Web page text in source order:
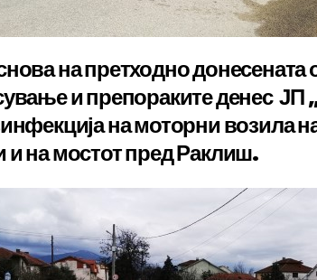
на претходно
и препораките денес ЈП
на моторни возила
и на мостот пред Раклиш.